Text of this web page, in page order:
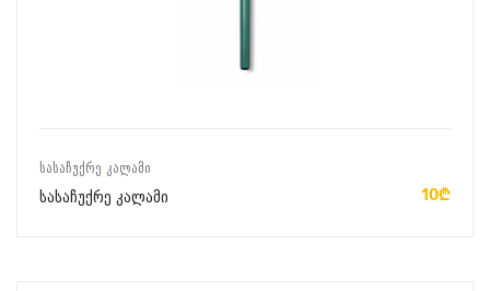
ᲡᲐᲡᲐᲩᲣᲥᲠᲔ ᲙᲐᲚᲐᲛᲘ
სასაჩუქრე კალამი 10₾